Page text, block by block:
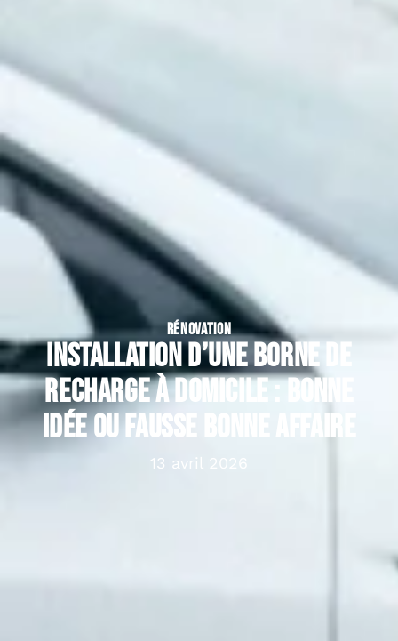
RÉNOVATION
Installation d’une borne de
recharge à domicile : bonne
idée ou fausse bonne affaire
13 avril 2026